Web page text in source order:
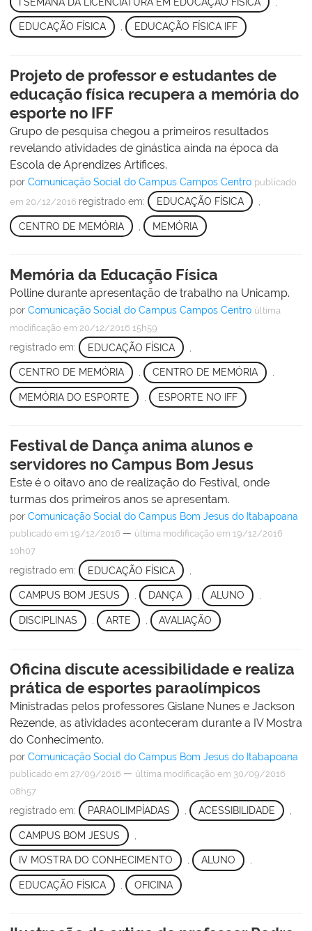
EDUCAÇÃO FÍSICA , EDUCAÇÃO FÍSICA IFF
Projeto de professor e estudantes de
educação física recupera a memória do
esporte no IFF
Grupo de pesquisa chegou a primeiros resultados
revelando atividades de ginástica ainda na época da
Escola de Aprendizes Artífices.
por Comunicação Social do Campus Campos Centro publicado
em 20/12/2016 registrado em: EDUCAÇÃO FÍSICA
CENTRO DE MEMÓRIA MEMÓRIA
Memória da Educação Física
Polline durante apresentação de trabalho na Unicamp.
por Comunicação Social do Campus Campos Centro última
modificação em 20/12/2016 15h59
registrado em: EDUCAÇÃO FÍSICA
CENTRO DE MEMÓRIA , CENTRO DE MEMÓRIA ,
MEMÓRIA DO ESPORTE ESPORTE NO IFF
Festival de Dança anima alunos e
servidores no Campus Bom Jesus
Este é o oitavo ano de realização do Festival, onde
turmas dos primeiros anos se apresentam.
por Comunicação Social do Campus Bom Jesus do Itabapoana
publicado em 19/12/2016 — última modificação em 19/12/2016
10h07
registrado em: EDUCAÇÃO FÍSICA
CAMPUS BOM JESUS , DANÇA , ALUNO ,
DISCIPLINAS ARTE AVALIAÇÃO
Oficina discute acessibilidade e realiza
prática de esportes paraolímpicos
Ministradas pelos professores Gislane Nunes e Jackson
Rezende, as atividades aconteceram durante a IV Mostra
do Conhecimento.
por Comunicação Social do Campus Bom Jesus do Itabapoana
publicado em 27/09/2016 — última modificação em 30/09/2016
08h57
registrado em: PARAOLIMPÍADAS ACESSIBILIDADE
CAMPUS BOM JESUS
IV MOSTRA DO CONHECIMENTO , ALUNO ,
EDUCAÇÃO FÍSICA OFICINA